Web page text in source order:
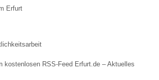
Erfurt
kostenlosen RSS-Feed Erfurt.de – Aktuelles